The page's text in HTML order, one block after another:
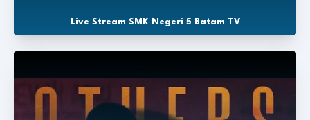
Live Stream SMK Negeri 5 Batam TV